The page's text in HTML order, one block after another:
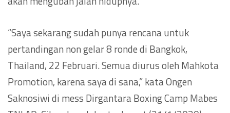
“Saya sekarang sudah punya rencana untuk
pertandingan non gelar 8 ronde di Bangkok,
Thailand, 22 Februari. Semua diurus oleh Mahkota
Promotion, karena saya di sana,” kata Ongen
Saknosiwi di mess Dirgantara Boxing Camp Mabes